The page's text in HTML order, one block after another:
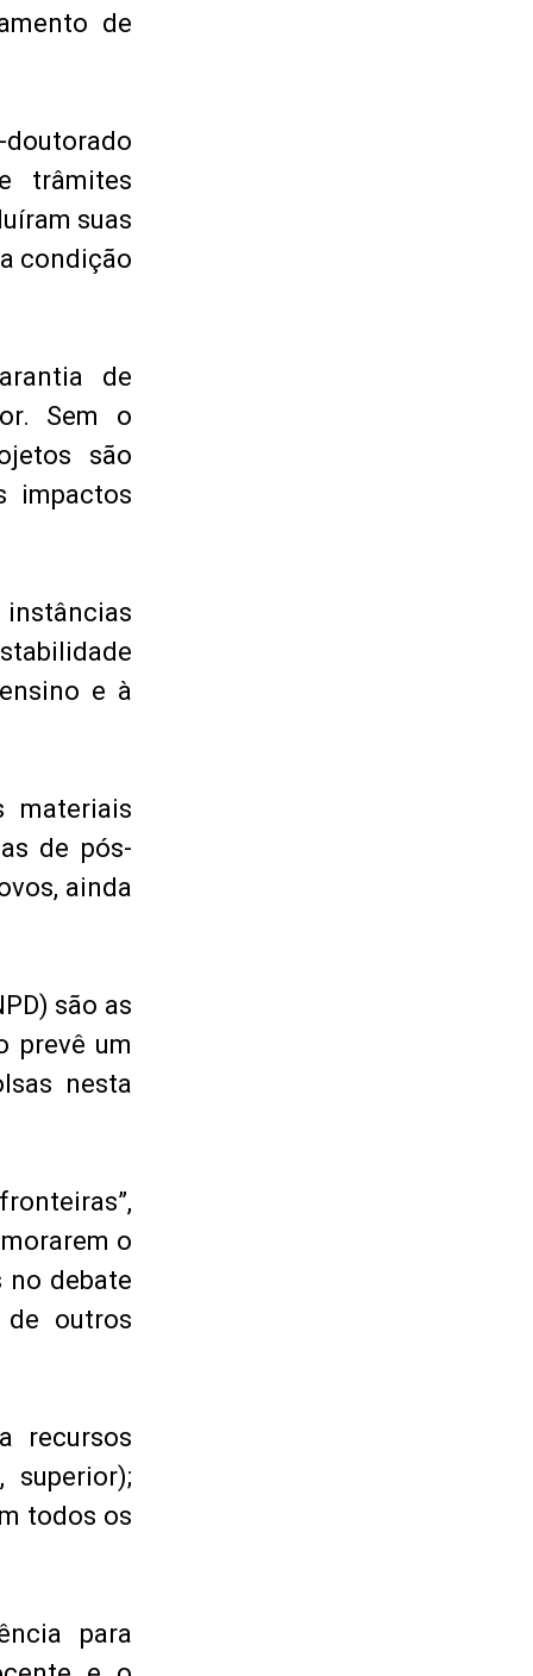
de
trâmites
suas
condição
de
Sem o
são
impactos
e à
materiais
de pós-
ainda
são as
prevê um
nesta
o
no debate
outros
recursos
superior);
todos os
para